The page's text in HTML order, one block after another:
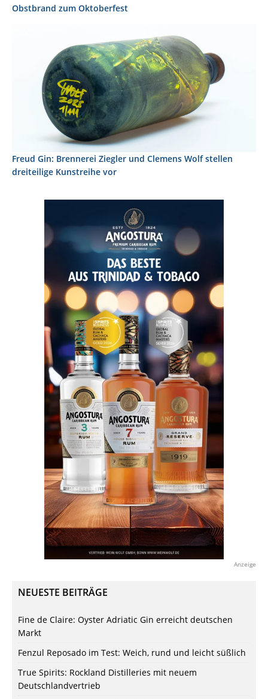
Obstbrand zum Oktoberfest
Freud Gin: Brennerei Ziegler und Clemens Wolf stellen
dreiteilige Kunstreihe vor
Anzeige
NEUESTE BEITRÄGE
Fine de Claire: Oyster Adriatic Gin erreicht deutschen
Markt
Fenzul Reposado im Test: Weich, rund und leicht süßlich
True Spirits: Rockland Distilleries mit neuem
Deutschlandvertrieb